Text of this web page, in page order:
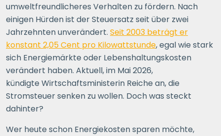
umweltfreundlicheres Verhalten zu fördern. Nach
einigen Hürden ist der Steuersatz seit über zwei
Jahrzehnten unverändert. Seit 2003 beträgt er
konstant 2,05 Cent pro Kilowattstunde, egal wie stark
sich Energiemärkte oder Lebenshaltungskosten
verändert haben. Aktuell, im Mai 2026,
kündigte Wirtschaftsministerin Reiche an, die
Stromsteuer senken zu wollen. Doch was steckt
dahinter?
Wer heute schon Energiekosten sparen möchte,